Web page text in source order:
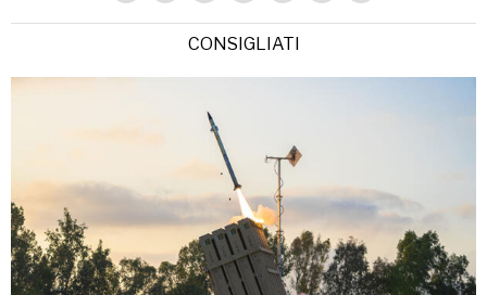
CONSIGLIATI